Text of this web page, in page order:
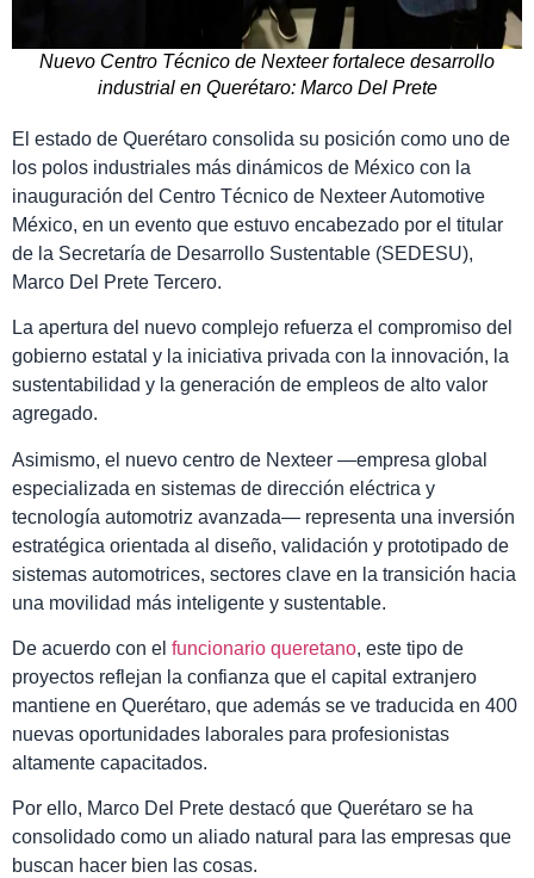
Nuevo Centro Técnico de Nexteer fortalece desarrollo
industrial en Querétaro: Marco Del Prete
El estado de Querétaro consolida su posición como uno de
los polos industriales más dinámicos de México con la
inauguración del Centro Técnico de Nexteer Automotive
México, en un evento que estuvo encabezado por el titular
de la Secretaría de Desarrollo Sustentable (SEDESU),
Marco Del Prete Tercero.
La apertura del nuevo complejo refuerza el compromiso del
gobierno estatal y la iniciativa privada con la innovación, la
sustentabilidad y la generación de empleos de alto valor
agregado.
Asimismo, el nuevo centro de Nexteer —empresa global
especializada en sistemas de dirección eléctrica y
tecnología automotriz avanzada— representa una inversión
estratégica orientada al diseño, validación y prototipado de
sistemas automotrices, sectores clave en la transición hacia
una movilidad más inteligente y sustentable.
De acuerdo con el funcionario queretano, este tipo de
proyectos reflejan la confianza que el capital extranjero
mantiene en Querétaro, que además se ve traducida en 400
nuevas oportunidades laborales para profesionistas
altamente capacitados.
Por ello, Marco Del Prete destacó que Querétaro se ha
consolidado como un aliado natural para las empresas que
buscan hacer bien las cosas.